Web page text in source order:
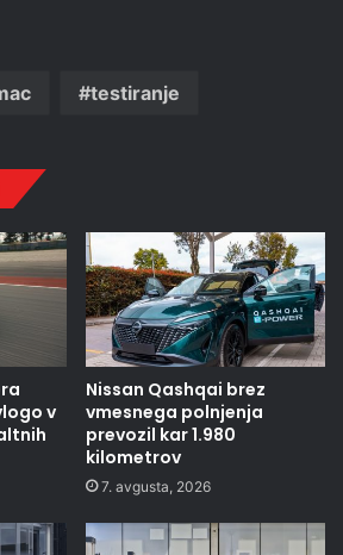
testiranje
v
Nissan Qashqai brez
vmesnega polnjenja
prevozil kar 1.980
kilometrov
7. avgusta, 2026